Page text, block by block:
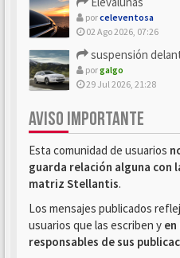
porceleventosa
02 Ago 2026, 07:26
suspensión
porgalgo
29 Jul 2026, 21:28
AVISO IMPORTANTE
Esta comunidad de usuarios
guarda relación alguna con
matriz Stellantis.
Los mensajes publicados
usuarios que las escriben y
responsables de sus